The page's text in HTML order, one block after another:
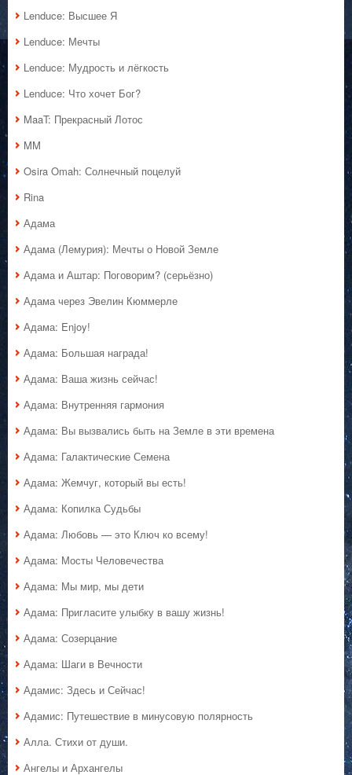
Lenduce: Высшее Я
Lenduce: Мечты
Lenduce: Мудрость и лёгкость
Lenduce: Что хочет Бог?
MaaT: Прекрасный Лотос
MM
Osira Omah: Солнечный поцелуй
Rina
Адама
Адама (Лемурия): Мечты о Новой Земле
Адама и Аштар: Поговорим? (серьёзно)
Адама через Эвелин Кюммерле
Адама: Enjoy!
Адама: Большая награда!
Адама: Ваша жизнь сейчас!
Адама: Внутренняя гармония
Адама: Вы вызвались быть на Земле в эти времена
Адама: Галактические Семена
Адама: Жемчуг, который вы есть!
Адама: Копилка Судьбы
Адама: Любовь — это Ключ ко всему!
Адама: Мосты Человечества
Адама: Мы мир, мы дети
Адама: Пригласите улыбку в вашу жизнь!
Адама: Созерцание
Адама: Шаги в Вечности
Адамис: Здесь и Сейчас!
Адамис: Путешествие в минусовую полярность
Алла. Стихи от души.
Ангелы и Архангелы